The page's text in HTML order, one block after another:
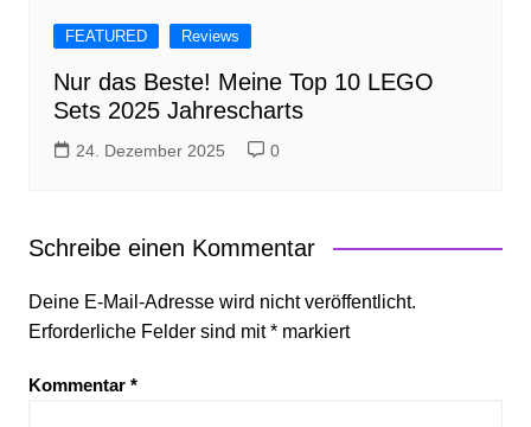
FEATURED Reviews
Nur das Beste! Meine Top 10 LEGO
Sets 2025 Jahrescharts
24. Dezember 2025 0
Schreibe einen Kommentar
Deine E-Mail-Adresse wird nicht veröffentlicht.
Erforderliche Felder sind mit*markiert
Kommentar *